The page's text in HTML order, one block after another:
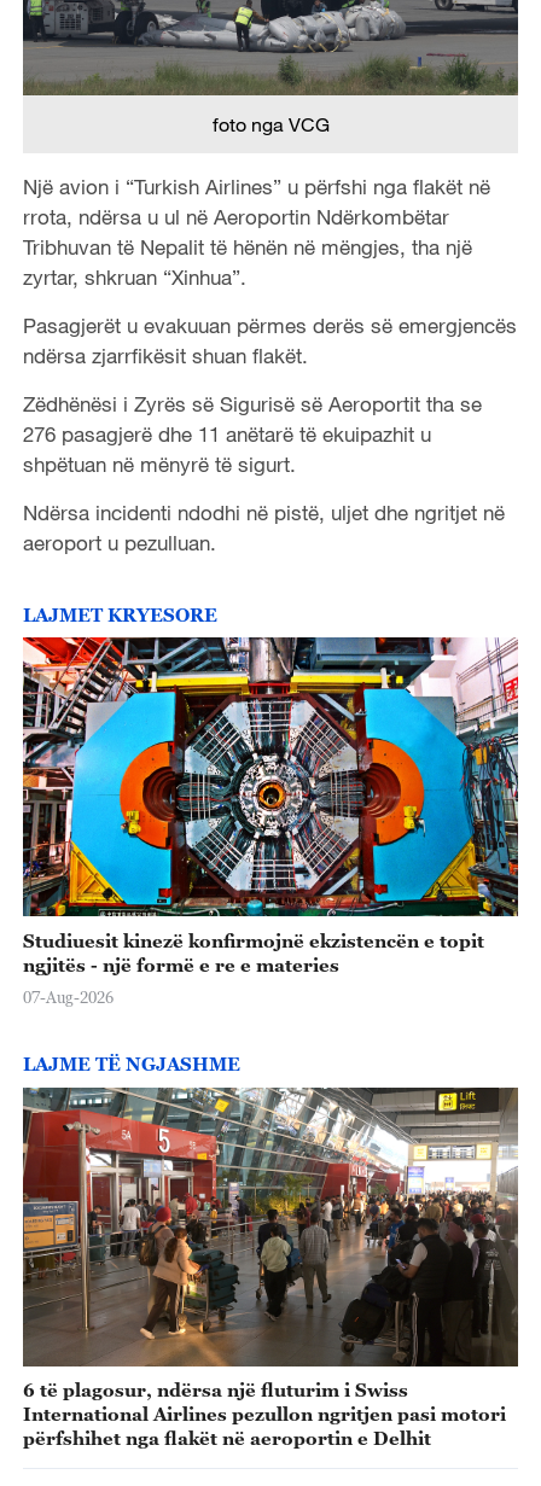
foto nga VCG
Një avion i “Turkish Airlines” u përfshi nga flakët në
rrota, ndërsa u ul në Aeroportin Ndërkombëtar
Tribhuvan të Nepalit të hënën në mëngjes, tha një
zyrtar, shkruan “Xinhua”.
Pasagjerët u evakuuan përmes derës së emergjencës
ndërsa zjarrfikësit shuan flakët.
Zëdhënësi i Zyrës së Sigurisë së Aeroportit tha se
276 pasagjerë dhe 11 anëtarë të ekuipazhit u
shpëtuan në mënyrë të sigurt.
Ndërsa incidenti ndodhi në pistë, uljet dhe ngritjet në
aeroport u pezulluan.
LAJMET KRYESORE
Studiuesit kinezë konfirmojnë ekzistencën e topit
ngjitës - një formë e re e materies
07-Aug-2026
LAJME TË NGJASHME
6 të plagosur, ndërsa një fluturim i Swiss
International Airlines pezullon ngritjen pasi motori
përfshihet nga flakët në aeroportin e Delhit